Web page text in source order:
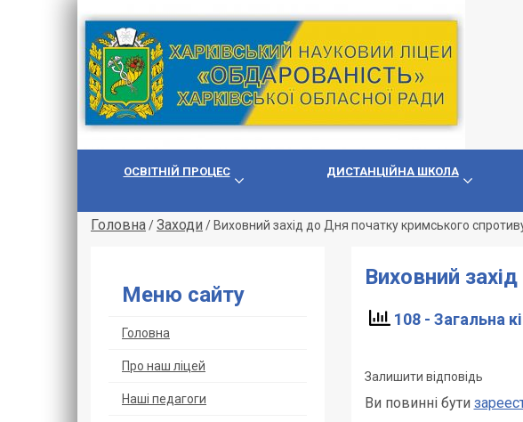
ОСВІТНІЙ ПРОЦЕС ДИСТАНЦІЙНА ШКОЛА
Головна/Заходи / Виховний захід до Дня початку кримського
Меню сайту
Головна
Про наш ліцей
Наші педагоги
Виховний
108 - Загальна
Залишити відповідь
Ви повинні бути